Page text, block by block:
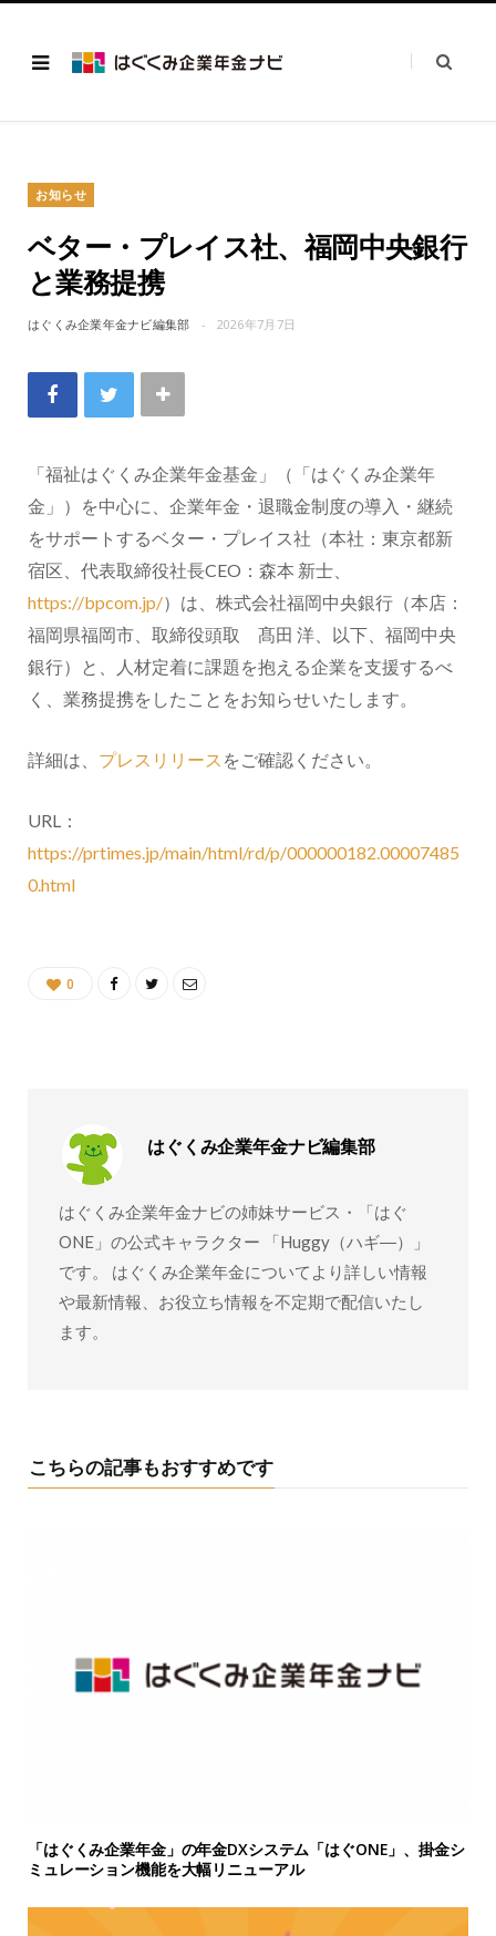
お知らせ
ベター・プレイス社、福岡中央銀行
と業務提携
はぐくみ企業年金ナビ編集部 2026年7月7日
「福祉はぐくみ企業年金基金」（「はぐくみ企業年
金」）を中心に、企業年金・退職金制度の導入・継続
をサポートするベター・プレイス社（本社：東京都新
宿区、代表取締役社長CEO：森本 新士、
https://bpcom.jp/）は、株式会社福岡中央銀行（本店：
福岡県福岡市、取締役頭取 髙田 洋、以下、福岡中央
銀行）と、人材定着に課題を抱える企業を支援するべ
く、業務提携をしたことをお知らせいたします。
詳細は、 プレスリリース をご確認ください。
URL：
https://prtimes.jp/main/html/rd/p/000000182.00007485
0.html
0
はぐくみ企業年金ナビ編集部
はぐくみ企業年金ナビの姉妹サービス・「はぐ
ONE」の公式キャラクター 「Huggy（ハギ―）」
です。 はぐくみ企業年金についてより詳しい情報
や最新情報、お役立ち情報を不定期で配信いたし
ます。
こちらの記事もおすすめです
「はぐくみ企業年金」の年金DXシステム「はぐONE」、掛金シ
ミュレーション機能を大幅リニューアル